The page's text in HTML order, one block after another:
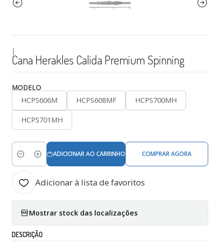
|
Cana Herakles Calida Premium Spinning
MODELO
HCPS606M
HCPS608MF HCPS700MH
HCPS701MH
Quantidade
ADICIONAR AO CARRINHO COMPRAR AGORA
Adicionar à lista de favoritos
Mostrar stock das localizações
DESCRIÇÃO